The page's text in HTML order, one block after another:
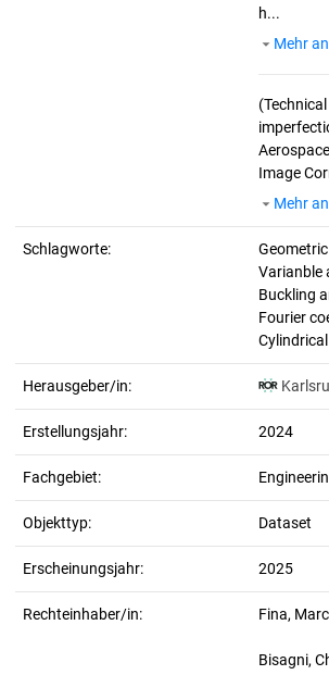
h...
Mehr
Image
Mehr
Schlagworte:
Varianble
Buckling
Fourier
Cylindrical
Herausgeber/in:
Erstellungsjahr: 2024
Fachgebiet:
Objekttyp: Dataset
Erscheinungsjahr: 2025
Rechteinhaber/in: Fina, Marc
Bisagni,